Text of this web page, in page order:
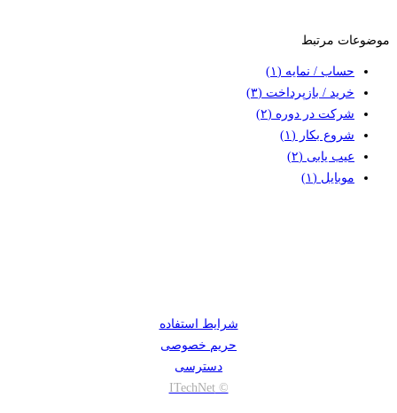
موضوعات مرتبط
حساب / نمایه (۱)
خرید / بازپرداخت (۳)
شرکت در دوره (۲)
شروع بکار (۱)
عیب یابی (۲)
موبایل (۱)
شرایط استفاده
حریم خصوصی
دسترسی
© ITechNet